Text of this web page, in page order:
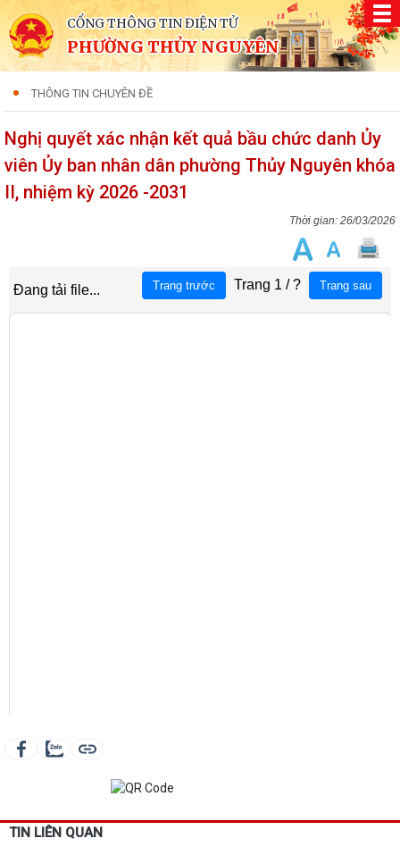
CỔNG THÔNG TIN ĐIỆN TỬ
PHƯỜNG THỦY NGUYÊN
THÔNG TIN CHUYÊN ĐỀ
Nghị quyết xác nhận kết quả bầu chức danh Ủy
viên Ủy ban nhân dân phường Thủy Nguyên khóa
II, nhiệm kỳ 2026 -2031
26/03/2026
TIN LIÊN QUAN